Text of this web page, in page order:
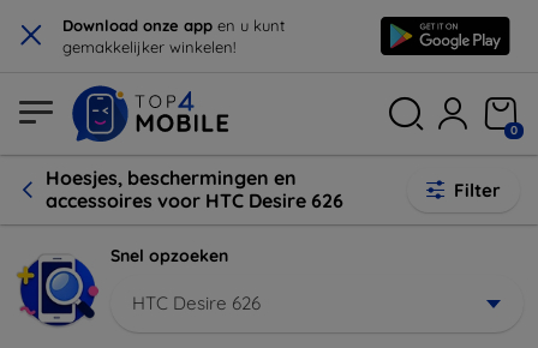
× Download onze app en u kunt
gemakkelijker winkelen!
0
Hoesjes, beschermingen en
accessoires voor HTC Desire 626
Filter
Snel opzoeken
HTC Desire 626